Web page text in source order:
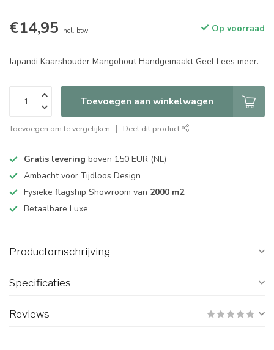
€14,95 Incl. btw Op voorraad
Japandi Kaarshouder Mangohout Handgemaakt Geel Lees meer.
Toevoegen aan winkelwagen
Toevoegen om te vergelijken Deel dit product
Gratis levering boven 150 EUR (NL)
Ambacht voor Tijdloos Design
Fysieke flagship Showroom van 2000 m2
Betaalbare Luxe
Productomschrijving
Specificaties
Reviews